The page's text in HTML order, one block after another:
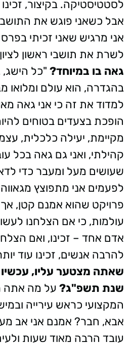
לסטטיסטיקה. בקיצור,
אבל כשאני פוגש את
אני מרגיש שאני זכיתי
לשרת את תושבי ראשון
גאה בו במיוחד? "כל
בהגדרה, הוא עולם ומלואו
למדוד את זה כי אני גאה
הופכת בצעדים בטוחים
מקיימת, יעילה כלכלית,
קהילתי, ואני גם גאה בכל
שעושים מעל ומעבר כדי
לפעמים אני מתפוצץ
פרויקט שהוא אמנם קטן,
עולמות, כי אם הצלחנו
אדם אחד – זכינו, ואם
להרבה אנשים, זכינו עוד
שאתה מצטער עליו,
שנת תשפ"ג? על מה אתה
המקצועי כראש עירייה
אבא, חבר? אמנם אני אב
עובד הרבה מאוד שעות